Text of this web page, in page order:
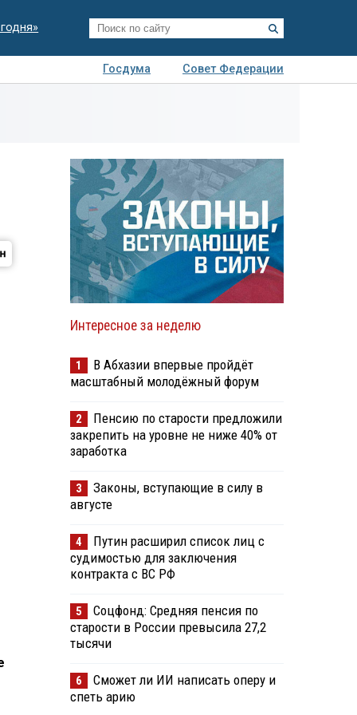
Госдума
Совет Федерации
Интересное за неделю
1
В Абхазии впервые пройдёт
масштабный молодёжный форум
2
Пенсию по старости предложили
закрепить на уровне не ниже 40% от
заработка
3
Законы, вступающие в силу в
августе
4
Путин расширил список лиц с
судимостью для заключения
контракта с ВС РФ
5
Соцфонд: Средняя пенсия по
старости в России превысила 27,2
тысячи
6
Сможет ли ИИ написать оперу и
спеть арию